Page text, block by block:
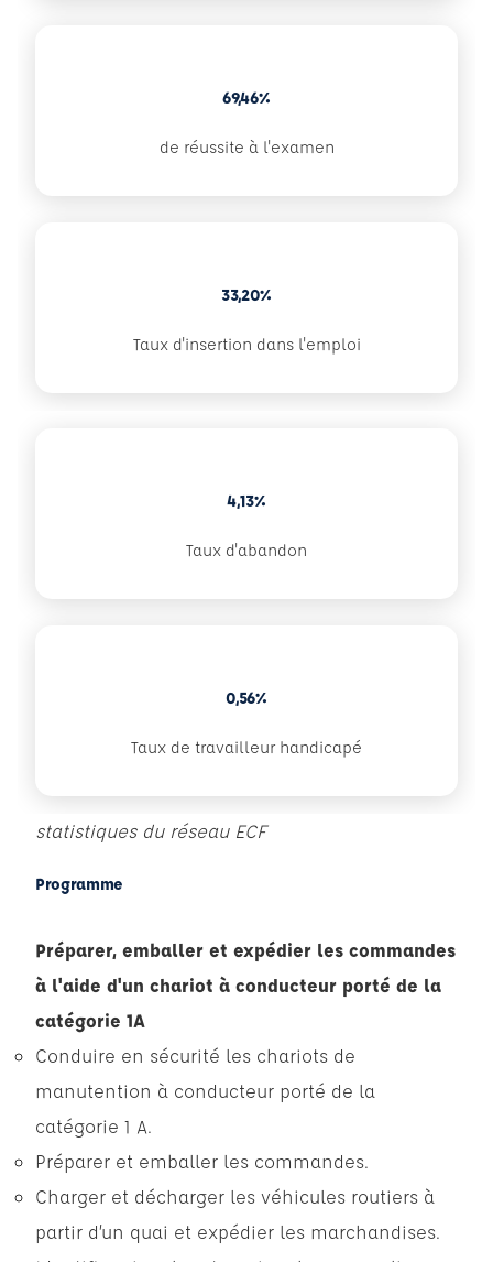
69,46%
de réussite à l'examen
33,20%
Taux d'insertion dans l'emploi
4,13%
Taux d'abandon
0,56%
Taux de travailleur handicapé
statistiques du réseau ECF
Programme
Préparer, emballer et expédier les commandes
à l'aide d'un chariot à conducteur porté de la
catégorie 1A
Conduire en sécurité les chariots de
manutention à conducteur porté de la
catégorie 1 A.
Préparer et emballer les commandes.
Charger et décharger les véhicules routiers à
partir d’un quai et expédier les marchandises.